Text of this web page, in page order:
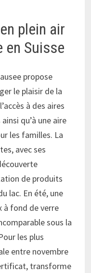
plein air
en Suisse
propose
le plaisir de la
à des aires
qu’à une aire
les familles. La
avec ses
de produits
lac. En été, une
à fond de verre
sous la
les plus
entre novembre
transforme